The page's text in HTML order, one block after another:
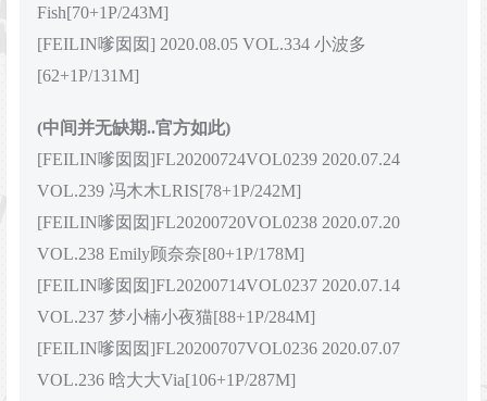
Fish[70+1P/243M]
[FEILIN嗲囡囡] 2020.08.05 VOL.334 小波多
[62+1P/131M]
(中间并无缺期..官方如此)
[FEILIN嗲囡囡]FL20200724VOL0239 2020.07.24
VOL.239 冯木木LRIS[78+1P/242M]
[FEILIN嗲囡囡]FL20200720VOL0238 2020.07.20
VOL.238 Emily顾奈奈[80+1P/178M]
[FEILIN嗲囡囡]FL20200714VOL0237 2020.07.14
VOL.237 梦小楠小夜猫[88+1P/284M]
[FEILIN嗲囡囡]FL20200707VOL0236 2020.07.07
VOL.236 晗大大Via[106+1P/287M]